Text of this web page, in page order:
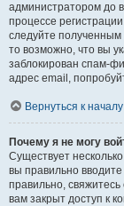
администратором до
процессе
следуйте
то возможно, что вы
заблокирован спам-
адрес email,
Вернуться к началу
Почему я не могу
Существует
вы правильно
правильно,
вам закрыт доступ к